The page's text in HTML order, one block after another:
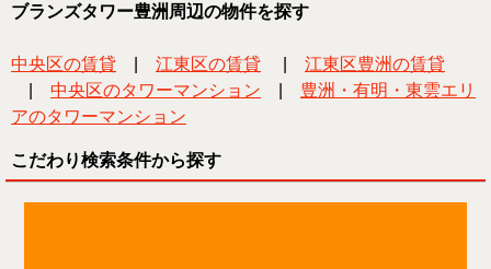
ブランズタワー豊洲周辺の物件を探す
中央区の賃貸 江東区の賃貸
江東区豊洲の賃貸
中央区のタワーマンション
豊洲・有明・東雲エリ
アのタワーマンション
こだわり検索条件から探す